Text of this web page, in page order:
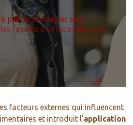
pour accompagner sans
familles à se réconcilier avec
facteurs externes qui influencent
et introduit l'application